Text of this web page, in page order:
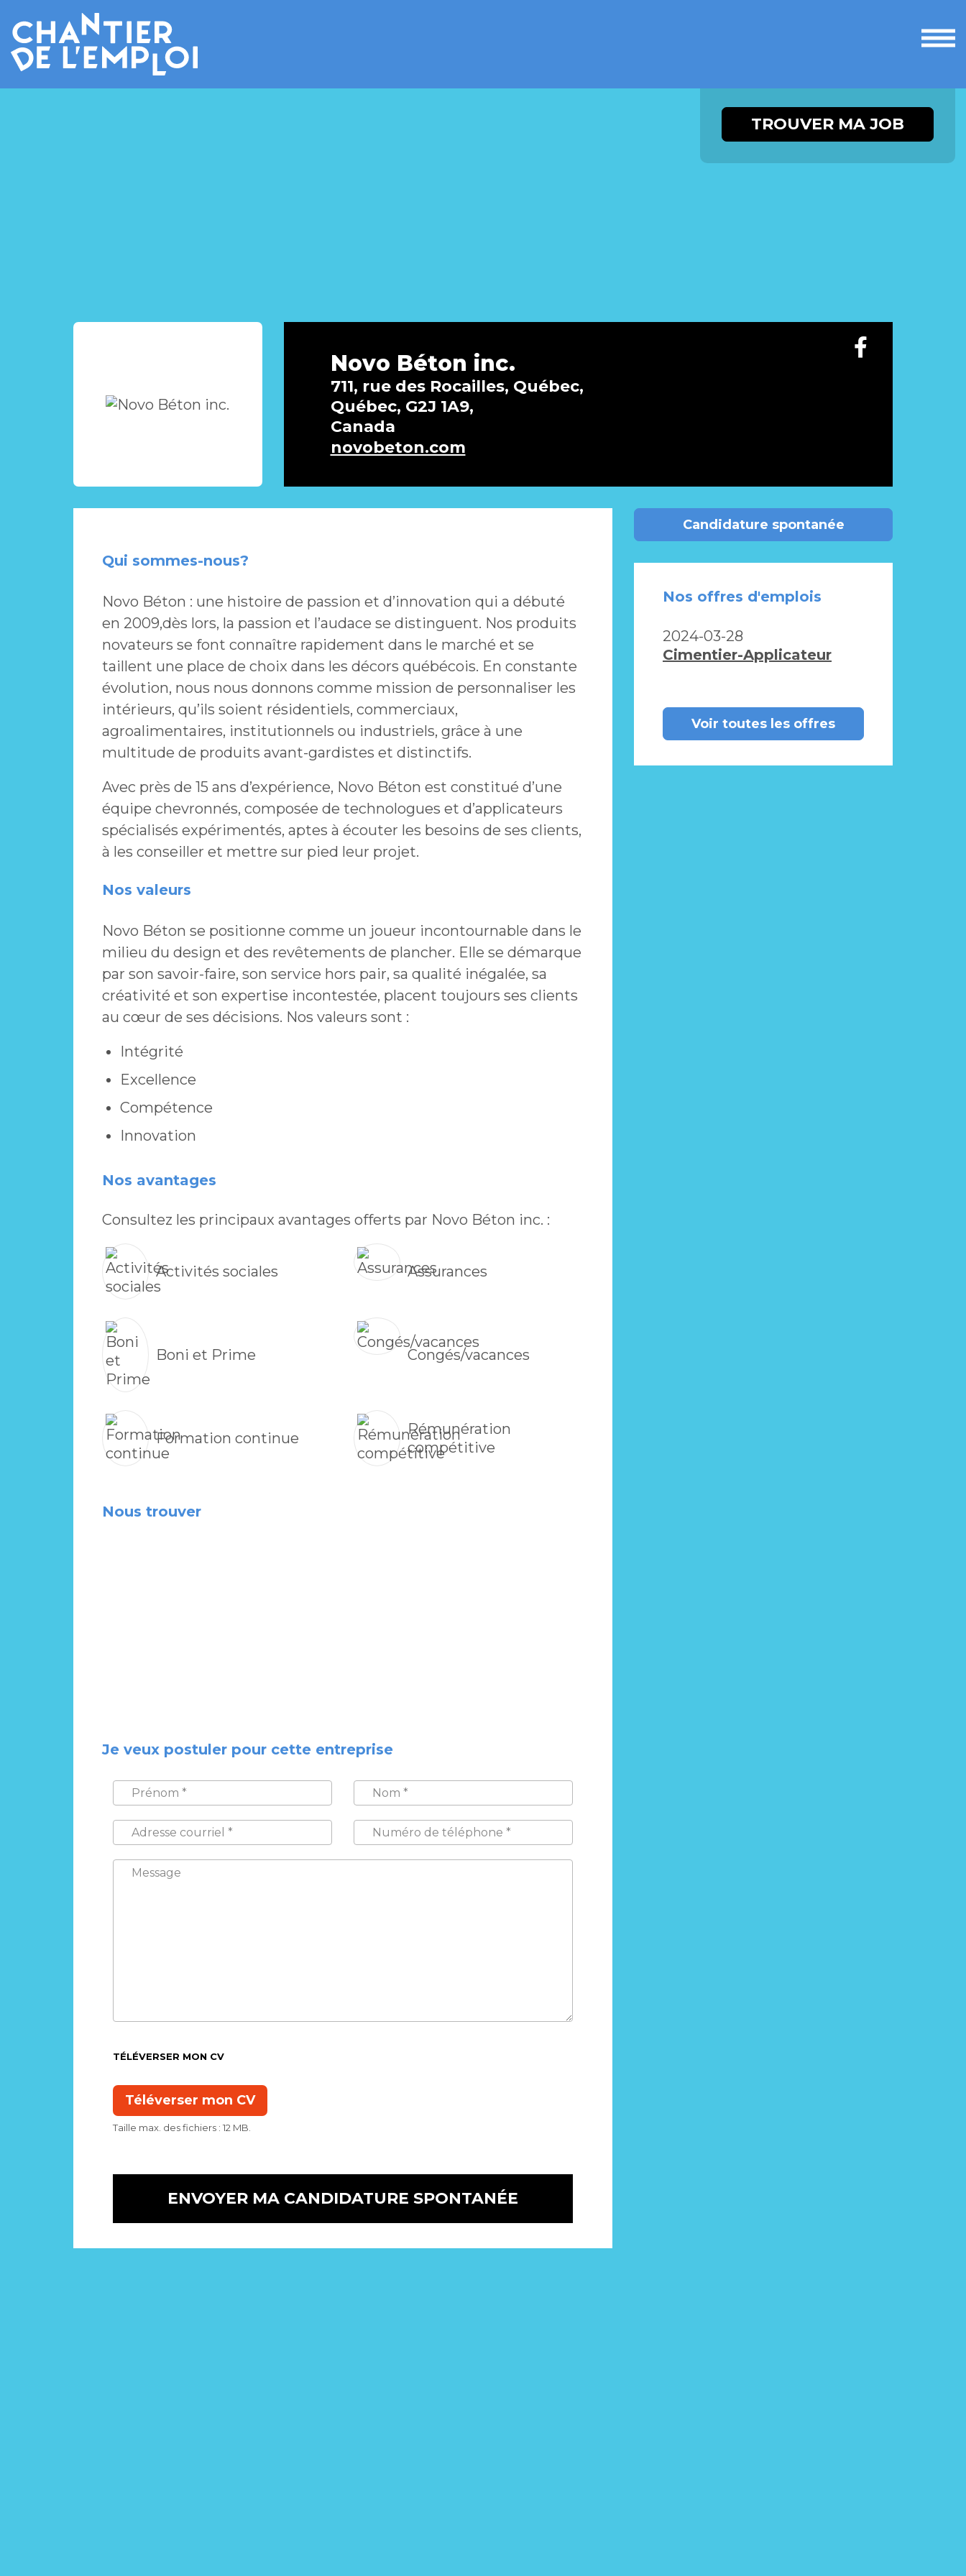
le
TROUVER MA JOB
Novo Béton inc.
711, rue des Rocailles, Québec,
Québec, G2J 1A9,
Canada
novobeton.com
Qui sommes-nous?
Novo Béton : une histoire de passion et d’innovation qui a débuté
en 2009,dès lors, la passion et l’audace se distinguent. Nos produits
novateurs se font connaître rapidement dans le marché et se
taillent une place de choix dans les décors québécois. En constante
évolution, nous nous donnons comme mission de personnaliser les
intérieurs, qu’ils soient résidentiels, commerciaux,
agroalimentaires, institutionnels ou industriels, grâce à une
multitude de produits avant-gardistes et distinctifs.
Avec près de 15 ans d’expérience, Novo Béton est constitué d’une
équipe chevronnés, composée de technologues et d’applicateurs
spécialisés expérimentés, aptes à écouter les besoins de ses clients,
à les conseiller et mettre sur pied leur projet.
Nos valeurs
Novo Béton se positionne comme un joueur incontournable dans le
milieu du design et des revêtements de plancher. Elle se démarque
par son savoir-faire, son service hors pair, sa qualité inégalée, sa
créativité et son expertise incontestée, placent toujours ses clients
au cœur de ses décisions. Nos valeurs sont :
Intégrité
Excellence
Compétence
Innovation
Nos avantages
Consultez les principaux avantages offerts par Novo Béton inc. :
Activités sociales Assurances
Boni et Prime Congés/vacances
Formation continue
Rémunération
compétitive
Nous trouver
Je veux postuler pour cette entreprise
PRÉNOM
NOM
ADRESSE
COURRIEL
*
NUMÉRO
TÉLÉPHONE
*
MESSAGE
TÉLÉVERSER MON CV
Taille max. des fichiers : 12 MB.
Candidature spontanée
Nos offres d'emplois
2024-03-28
Cimentier-Applicateur
Voir toutes les offres